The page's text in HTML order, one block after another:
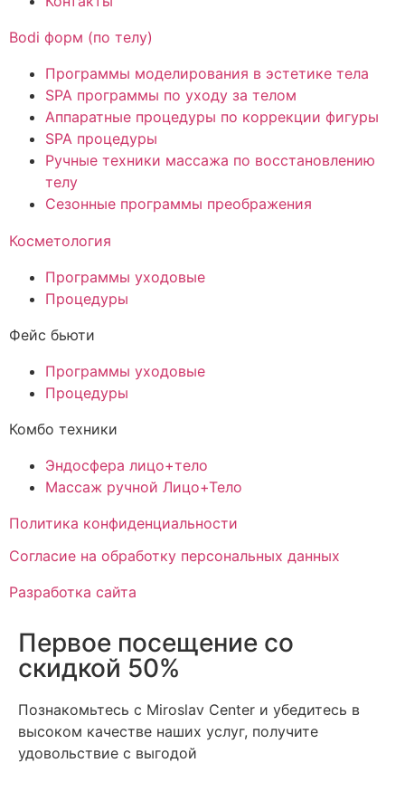
Bodi форм (по телу)
Программы моделирования в эстетике тела
SPA программы по уходу за телом
Аппаратные процедуры по коррекции фигуры
SPA процедуры
Ручные техники массажа по восстановлению
телу
Сезонные программы преображения
Косметология
Программы уходовые
Процедуры
Фейс бьюти
Программы уходовые
Процедуры
Комбо техники
Эндосфера лицо+тело
Массаж ручной Лицо+Тело
Политика конфиденциальности
Cогласие на обработку персональных данных
Разработка сайта
Первое посещение со
скидкой 50%
Познакомьтесь с Miroslav Сenter и убедитесь в
высоком качестве наших услуг, получите
удовольствие с выгодой